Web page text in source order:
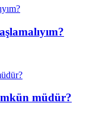
müdür?